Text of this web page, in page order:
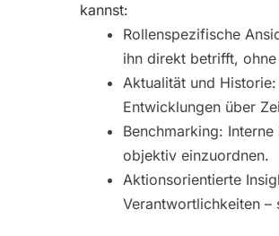
kannst:
Rollenspezifische
ihn direkt betrifft,
Aktualität und
Entwicklungen über
Benchmarking:
objektiv einzuordnen.
Aktionsorientierte
Verantwortlichkeiten –